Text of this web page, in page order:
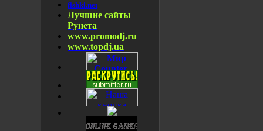
fishki.net
Лучшие сайты
Рунета
www.promodj.ru
www.topdj.ua